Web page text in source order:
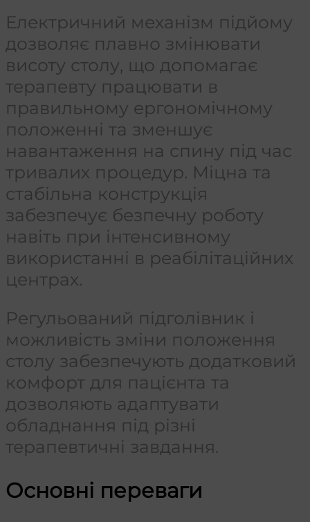
Електричний механізм підйому
дозволяє плавно змінювати
висоту столу, що допомагає
терапевту працювати в
правильному ергономічному
положенні та зменшує
навантаження на спину під час
тривалих процедур. Міцна та
стабільна конструкція
забезпечує безпечну роботу
навіть при інтенсивному
використанні в реабілітаційних
центрах.
Регульований підголівник і
можливість зміни положення
столу забезпечують додатковий
комфорт для пацієнта та
дозволяють адаптувати
обладнання під різні
терапевтичні завдання.
Основні переваги